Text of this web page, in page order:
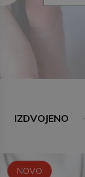
IZDVOJENO
NOVO